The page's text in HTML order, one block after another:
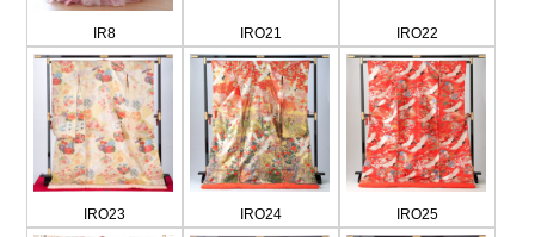
IR8 IRO21 IRO22
IRO23 IRO24 IRO25